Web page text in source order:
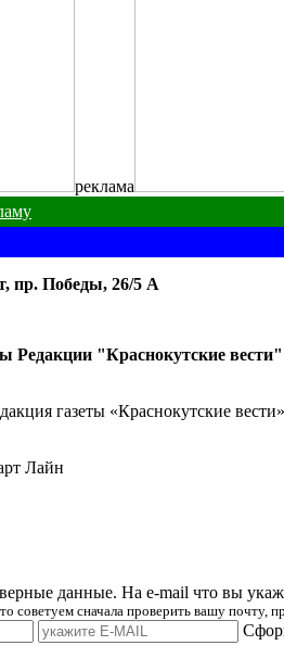
реклама
пр. Победы, 26/5 A
Редакции "Краснокутские
газеты «Краснокутские
Лайн
данные. На e-mail что вы
советуем сначала проверить вашу